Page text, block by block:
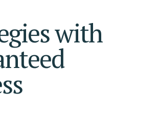
with